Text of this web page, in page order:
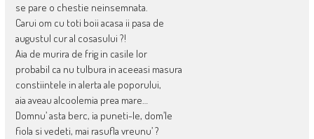
se pare o chestie neinsemnata.
Carui om cu toti boii acasa ii pasa de
augustul cur al cosasului ?!
Aia de murira de frig in casile lor
probabil ca nu tulbura in aceeasi masura
constiintele in alerta ale poporului,
aia aveau alcoolemia prea mare…
Domnu’ asta berc, ia puneti-le, dom’le
fiola si vedeti, mai rasufla vreunu’ ?